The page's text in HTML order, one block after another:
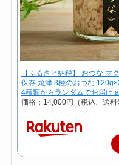
【ふるさと納税】 おつな マ
保存 焼津 3種のおつな
4種類からランダムでお届け
価格：14,000円（税込、送料